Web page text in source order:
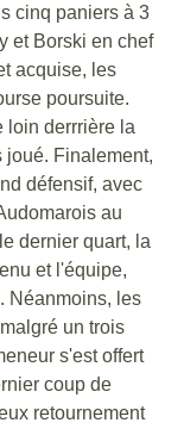
cinq paniers à 3
et Borski en chef
acquise, les
poursuite.
loin derrrière la
joué. Finalement,
défensif, avec
au
dernier quart, la
et l'équipe,
Néanmoins, les
un trois
s'est offert
coup de
retournement